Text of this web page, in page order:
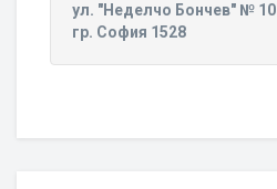
ул. "Неделчо Бончев" № 10
гр. София 1528